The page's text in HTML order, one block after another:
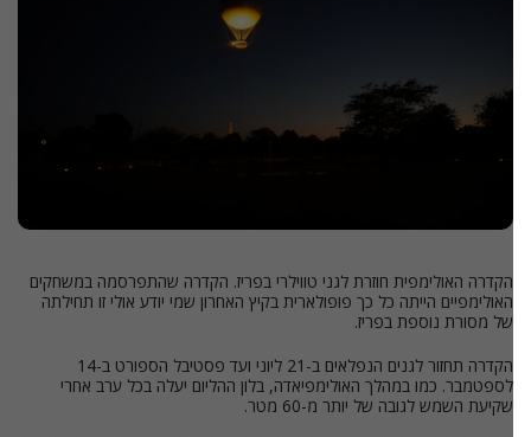
הקדרה האולימפית חוזרת לגני טווילרי בפריז. הקדרה שהתפרסמה במשחקים
האולימפיים הייתה כל כך פופולארית בקיץ האחרון שמי יודע אולי זו תחילתה
של מסורת נוספת בפריז.
הקדרה תחזור לגנים הנפלאים ב-21 ליוני ועד פסטיבל הספורט ב-14
לספטמבר. כמו במהלך האולימפיאדה, בלון ההליום יעלה בכל ערב אחרי
שקיעת השמש לגובה של יותר מ-60 מטר.